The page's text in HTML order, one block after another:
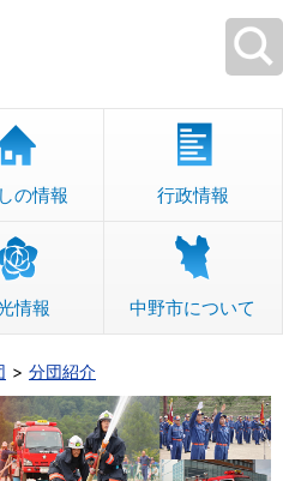
の情報 行政情報
情報 中野市について
分団紹介